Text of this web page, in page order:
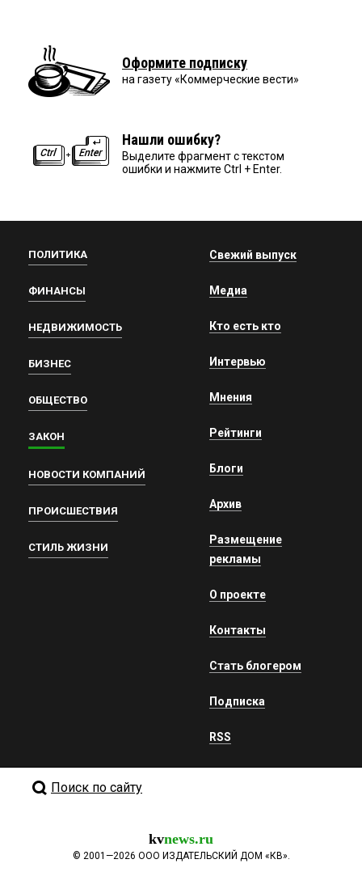
Оформите подписку
на газету «Коммерческие вести»
Нашли ошибку?
Выделите фрагмент с текстом
ошибки и нажмите Ctrl + Enter.
ПОЛИТИКА
ФИНАНСЫ
НЕДВИЖИМОСТЬ
БИЗНЕС
ОБЩЕСТВО
ЗАКОН
НОВОСТИ КОМПАНИЙ
ПРОИСШЕСТВИЯ
СТИЛЬ ЖИЗНИ
Свежий выпуск
Медиа
Кто есть кто
Интервью
Мнения
Рейтинги
Блоги
Архив
Размещение
рекламы
О проекте
Контакты
Стать блогером
Подписка
RSS
Поиск по сайту
kvnews.ru
© 2001—2026 ООО ИЗДАТЕЛЬСКИЙ ДОМ «КВ».